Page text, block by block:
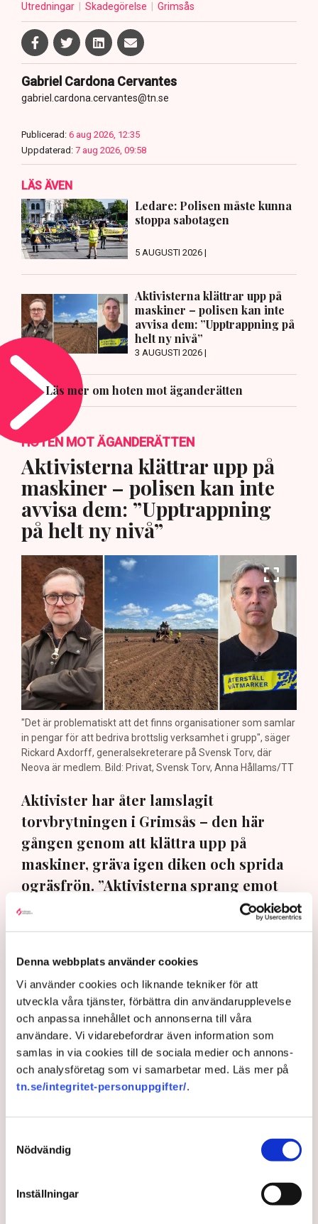
Denna webbplats använder cookies
Vi använder cookies och liknande tekniker för att
utveckla våra tjänster, förbättra din användarupplevelse
och anpassa innehållet och annonserna till våra
användare. Vi vidarebefordrar även information som
samlas in via cookies till de sociala medier och annons-
och analysföretag som vi samarbetar med. Läs mer på
tn.se/integritet-personuppgifter/.
Nödvändig
Inställningar
Utredningar
Skadegörelse Grimsås
Gabriel Cardona Cervantes
gabriel.cardona.cervantes@tn.se
Publicerad: 6 aug 2026, 12:35
Uppdaterad: 7 aug 2026, 09:58
LÄS ÄVEN
Ledare: Polisen måste kunna
stoppa sabotagen
5 AUGUSTI 2026 |
Aktivisterna klättrar upp på
maskiner – polisen kan inte
avvisa dem: ”Upptrappning på
helt ny nivå”
3 AUGUSTI 2026 |
Läs mer om hoten mot äganderätten
HOTEN MOT ÄGANDERÄTTEN
Aktivisterna klättrar upp på
maskiner – polisen kan inte
avvisa dem: ”Upptrappning
på helt ny nivå”
"Det är problematiskt att det finns organisationer som samlar
in pengar för att bedriva brottslig verksamhet i grupp", säger
Rickard Axdorff, generalsekreterare på Svensk Torv, där
Neova är medlem. Bild: Privat, Svensk Torv, Anna Hållams/TT
Aktivister har åter lamslagit
torvbrytningen i Grimsås – den här
gången genom att klättra upp på
maskiner, gräva igen diken och sprida
ogräsfrön. ”Aktivisterna sprang emot
oss”, säger Mats Henriksson,
tillståndsansvarig på Neova, till TN. Nu
uppemot 100 miljoner kronor.
Brytningen av torvtäkten i Grimsås lamslås av
aktivistgruppen Återställ Våtmarker. Mats Henriksson,
tillståndsansvarig på Neova, som befinner sig på plats,
beskriver hur ett 40-tal personer spred ut sig över den
tillståndsgivna verksamhetsytan förra veckan och
stoppade all pågående verksamhet.
AI-sammanfattning
Aktivistgruppen Återställ Våtmarker har stoppat
Mats Henriksson från Neova beskriver omfattande
störningar och skadegörelse.